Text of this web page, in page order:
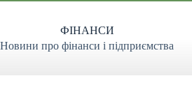
Перейти
ФІНАНСИ
Новини про фінанси і підприємства